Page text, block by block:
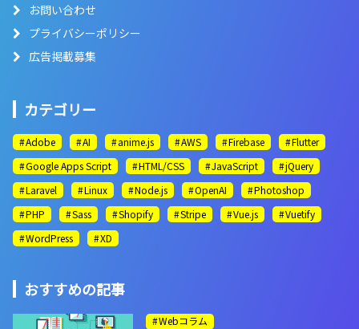
お問い合わせ
プライバシーポリシー
広告掲載募集
カテゴリー
Adobe AI anime.js AWS Firebase
Flutter
Google Apps Script
HTML/CSS JavaScript
jQuery
Laravel
Linux Node.js OpenAI
Photoshop
PHP
Sass Shopify Stripe Vue.js
Vuetify
WordPress
XD
おすすめの記事
Webコラム